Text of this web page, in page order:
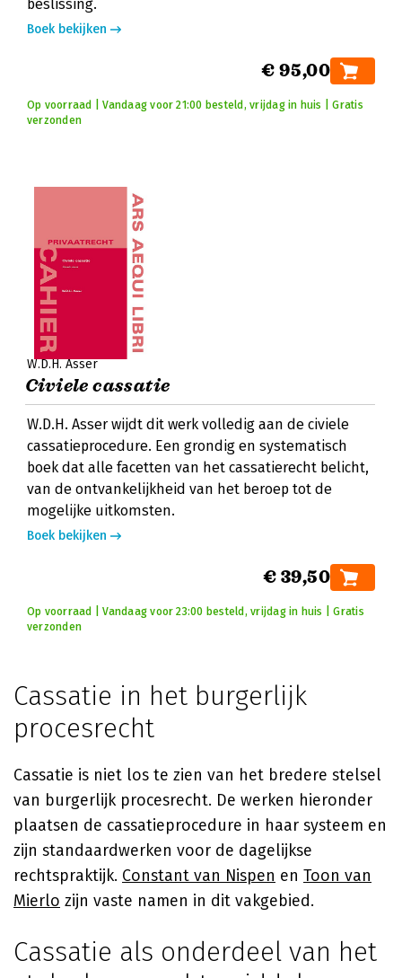
beslissing.
Boek bekijken
€ 95,00
Op voorraad | Vandaag voor 21:00 besteld, vrijdag in huis | Gratis
verzonden
W.D.H. Asser
Civiele cassatie
W.D.H. Asser wijdt dit werk volledig aan de civiele
cassatieprocedure. Een grondig en systematisch
boek dat alle facetten van het cassatierecht belicht,
van de ontvankelijkheid van het beroep tot de
mogelijke uitkomsten.
Boek bekijken
€ 39,50
Op voorraad | Vandaag voor 23:00 besteld, vrijdag in huis | Gratis
verzonden
Cassatie in het burgerlijk
procesrecht
Cassatie is niet los te zien van het bredere stelsel
van burgerlijk procesrecht. De werken hieronder
plaatsen de cassatieprocedure in haar systeem en
zijn standaardwerken voor de dagelijkse
rechtspraktijk. Constant van Nispen en Toon van
Mierlo zijn vaste namen in dit vakgebied.
Cassatie als onderdeel van het